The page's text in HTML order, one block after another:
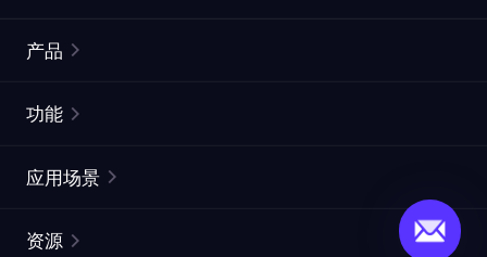
产品
静态住宅代理
功能
ISP代理
应用场景
资源